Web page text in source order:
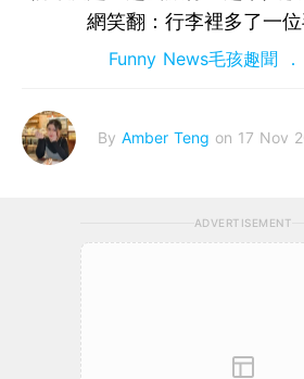
網笑翻：行李裡多了一位
Funny News毛孩趣聞
By Amber Teng on 17 Nov
ADVERTISEMENT